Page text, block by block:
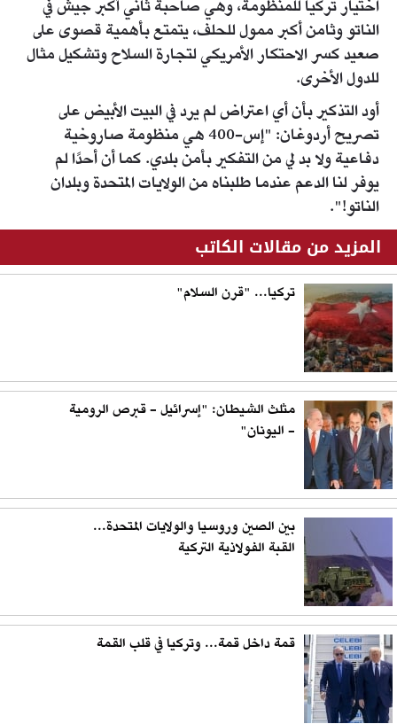
اختيار تركيا للمنظومة، وهي صاحبة ثاني أكبر جيش في
الناتو وثامن أكبر ممول للحلف، يتمتع بأهمية قصوى على
صعيد كسر الاحتكار الأمريكي لتجارة السلاح وتشكيل مثال
للدول الأخرى.
أود التذكير بأن أي اعتراض لم يرد في البيت الأبيض على
تصريح أردوغان: "إس-400 هي منظومة صاروخية
دفاعية ولا بد لي من التفكير بأمن بلدي. كما أن أحدًا لم
يوفر لنا الدعم عندما طلبناه من الولايات المتحدة وبلدان
الناتو!".
المزيد من مقالات الكاتب
تركيا... "قرن السلام"
مثلث الشيطان: "إسرائيل - قبرص الرومية
- اليونان"
بين الصين وروسيا والولايات المتحدة...
القبة الفولاذية التركية
قمة داخل قمة... وتركيا في قلب القمة